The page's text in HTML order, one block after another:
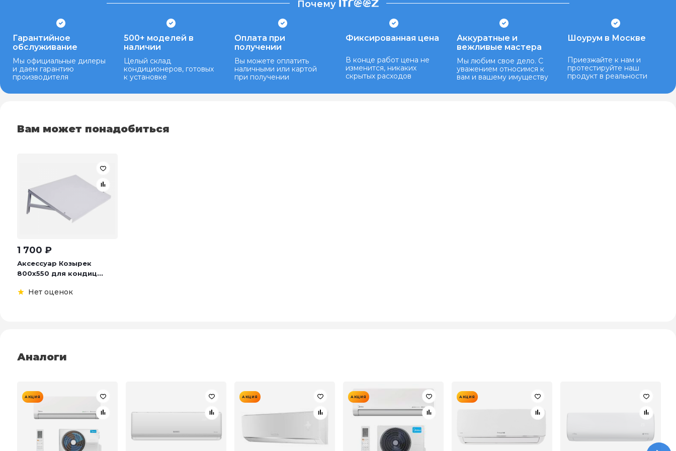
Почему
Гарантийное
обслуживание
Мы официальные дилеры
и даем гарантию
производителя
500+ моделей в
наличии
Целый склад
кондиционеров, готовых
к установке
Оплата при
получении
Вы можете оплатить
наличными или картой
при получении
Фиксированная цена
В конце работ цена не
изменится, никаких
скрытых расходов
Аккуратные и
вежливые мастера
Мы любим свое дело. С
уважением относимся к
вам и вашему имуществу
Шоурум в Москве
Приезжайте к нам и
протестируйте наш
продукт в реальности
Вам может понадобиться
1 700 ₽
Аксессуар Козырек
800х550 для кондиц...
Нет оценок
Аналоги
АКЦИЯ АКЦИЯ АКЦИЯ АКЦИЯ